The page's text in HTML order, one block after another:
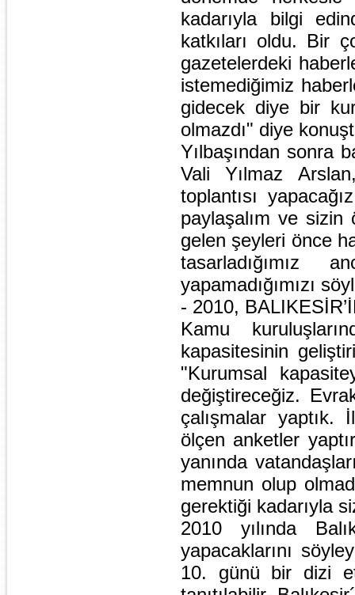
kadarıyla bilgi
katkıları oldu. Bir
gazetelerdeki
istemediğimiz
gidecek diye bir
olmazdı" diye
Yılbaşından sonra
Vali Yılmaz
toplantısı
paylaşalım ve sizin
gelen şeyleri önce
tasarladığımız
yapamadığımızı
- 2010,
Kamu
kapasitesinin
"Kurumsal
değiştireceğiz.
çalışmalar yaptık.
ölçen anketler
yanında
memnun olup
gerektiği kadarıyla
2010 yılında
yapacaklarını
10. günü bir dizi